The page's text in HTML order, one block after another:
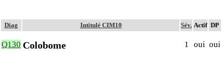
Diag Intitulé CIM10 Sév. Actif DP
Q130 Colobome 1 oui oui